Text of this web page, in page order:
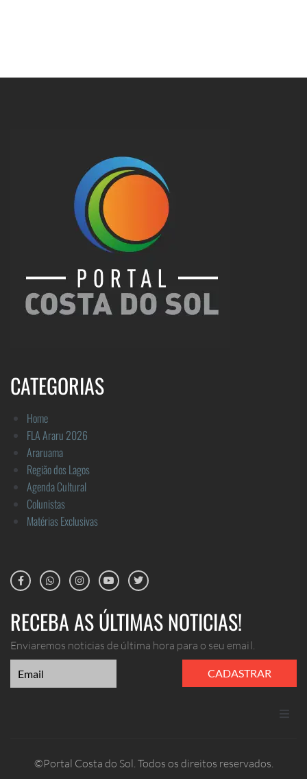
CATEGORIAS
Home
FLA Araru 2026
Araruama
Região dos Lagos
Agenda Cultural
Colunistas
Matérias Exclusivas
RECEBA AS ÚLTIMAS NOTICIAS!
Enviaremos noticias de última hora para o seu email.
CADASTRAR
©Portal Costa do Sol. Todos os direitos reservados.